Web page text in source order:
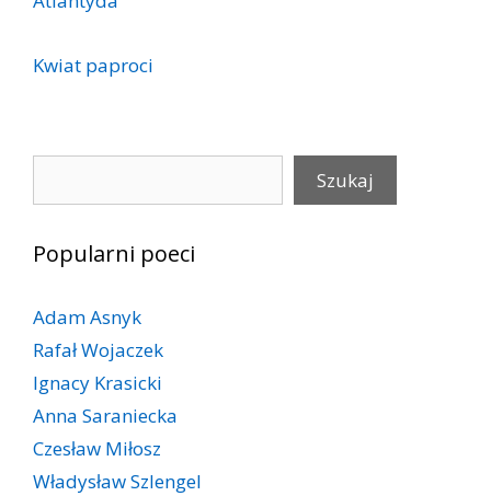
Kwiat paproci
Szukaj
Popularni poeci
Adam Asnyk
Rafał Wojaczek
Ignacy Krasicki
Anna Saraniecka
Czesław Miłosz
Władysław Szlengel